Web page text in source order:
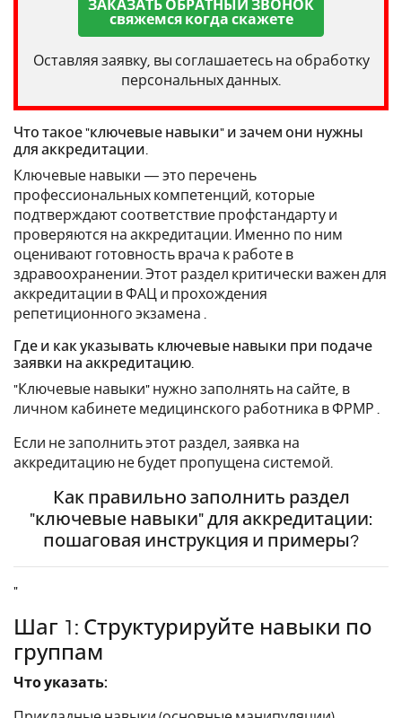
ЗАКАЗАТЬ ОБРАТНЫЙ ЗВОНОК
свяжемся когда скажете
Оставляя заявку, вы соглашаетесь на обработку
персональных данных.
Что такое "ключевые навыки" и зачем они нужны
для аккредитации.
Ключевые навыки — это перечень
профессиональных компетенций, которые
подтверждают соответствие профстандарту и
проверяются на аккредитации. Именно по ним
оценивают готовность врача к работе в
здравоохранении. Этот раздел критически важен для
аккредитации в ФАЦ и прохождения
репетиционного экзамена .
Где и как указывать ключевые навыки при подаче
заявки на аккредитацию.
"Ключевые навыки" нужно заполнять на сайте, в
личном кабинете медицинского работника в ФРМР .
Если не заполнить этот раздел, заявка на
аккредитацию не будет пропущена системой.
Как правильно заполнить раздел
"ключевые навыки" для аккредитации:
пошаговая инструкция и примеры?
"
Шаг 1: Структурируйте навыки по
группам
Что указать: